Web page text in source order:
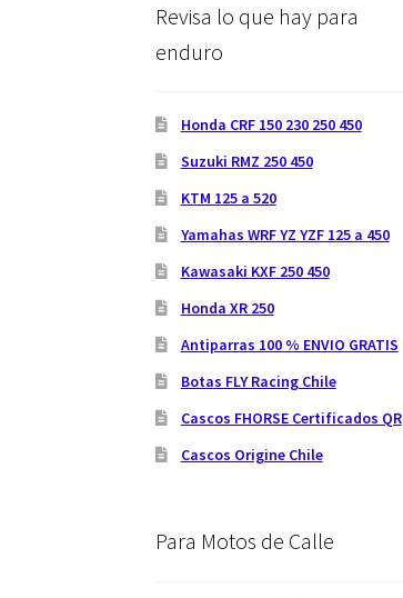
Revisa lo que hay para
enduro
Honda CRF 150 230 250 450
Suzuki RMZ 250 450
KTM 125 a 520
Yamahas WRF YZ YZF 125 a 450
Kawasaki KXF 250 450
Honda XR 250
Antiparras 100 % ENVIO GRATIS
Botas FLY Racing Chile
Cascos FHORSE Certificados QR
Cascos Origine Chile
Para Motos de Calle